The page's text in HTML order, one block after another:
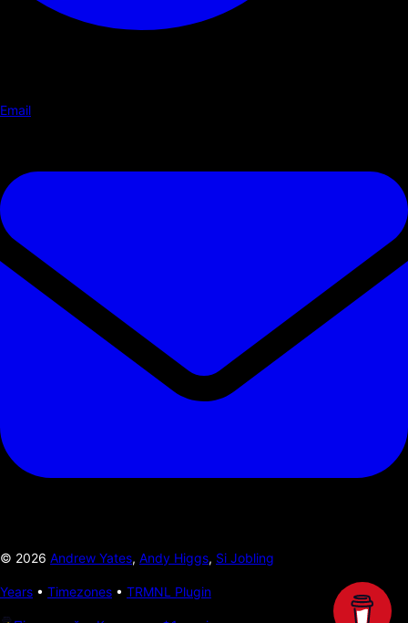
Email
© 2026 Andrew Yates, Andy Higgs, Si Jobling
Years • Timezones • TRMNL Plugin